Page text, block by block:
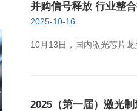
并购信号释放 行业整
产业迈向高质量发展新
2025-10-16
10月13日，国内激光芯片
2025（第一届）激光